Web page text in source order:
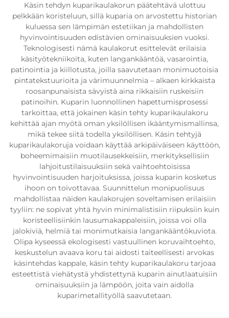
Käsin tehdyn kuparikaulakorun päätehtävä ulottuu
pelkkään koristeluun, sillä kuparia on arvostettu historian
kuluessa sen lämpimän estetiikan ja mahdollisten
hyvinvointisuuden edistävien ominaisuuksien vuoksi.
Teknologisesti nämä kaulakorut esittelevät erilaisia
käsityötekniikoita, kuten langankääntöä, vasarointia,
patinointia ja kiillotusta, joilla saavutetaan monimuotoisia
pintatekstuurioita ja värimuunnelmia – alkaen kirkkaista
roosanpunaisista sävyistä aina rikkaisiin ruskeisiin
patinoihin. Kuparin luonnollinen hapettumisprosessi
tarkoittaa, että jokainen käsin tehty kuparikaulakoru
kehittää ajan myötä oman yksilöllisen ikääntymismallinsa,
mikä tekee siitä todella yksilöllisen. Käsin tehtyjä
kuparikaulakoruja voidaan käyttää arkipäiväiseen käyttöön,
boheemimaisiin muotilausekkeisiin, merkityksellisiin
lahjoitustilaisuuksiin sekä vaihtoehtoisissa
hyvinvointisuuden harjoituksissa, joissa kuparin kosketus
ihoon on toivottavaa. Suunnittelun monipuolisuus
mahdollistaa näiden kaulakorujen soveltamisen erilaisiin
tyyliin: ne sopivat yhtä hyvin minimalistisiin riipuksiin kuin
koristeellisiinkin lausumakappaleisiin, joissa voi olla
jalokiviä, helmiä tai monimutkaisia langankääntökuviota.
Olipa kyseessä ekologisesti vastuullinen koruvaihtoehto,
keskustelun avaava koru tai aidosti taiteellisesti arvokas
käsintehdas kappale, käsin tehty kuparikaulakoru tarjoaa
esteettistä viehätystä yhdistettynä kuparin ainutlaatuisiin
ominaisuuksiin ja lämpöön, joita vain aidolla
kuparimetallityöllä saavutetaan.